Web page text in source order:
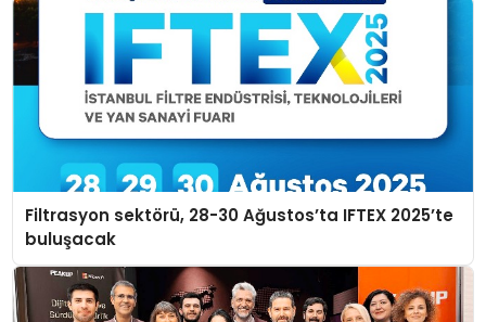
Filtrasyon sektörü, 28-30 Ağustos’ta IFTEX 2025’te
buluşacak